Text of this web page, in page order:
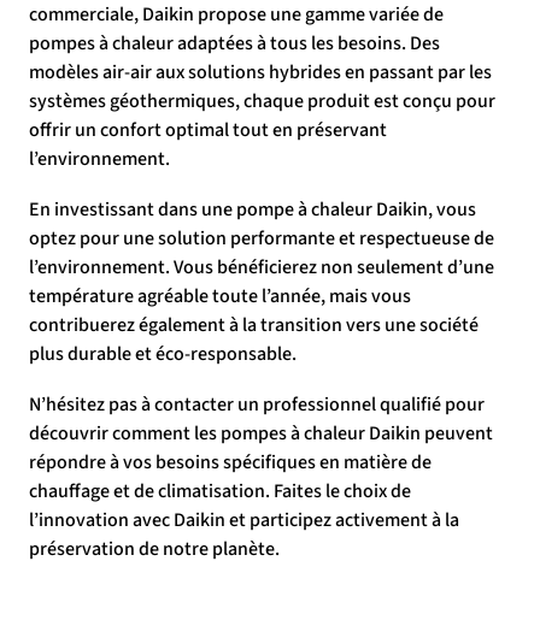
commerciale, Daikin propose une gamme variée de
pompes à chaleur adaptées à tous les besoins. Des
modèles air-air aux solutions hybrides en passant par les
systèmes géothermiques, chaque produit est conçu pour
offrir un confort optimal tout en préservant
l’environnement.
En investissant dans une pompe à chaleur Daikin, vous
optez pour une solution performante et respectueuse de
l’environnement. Vous bénéficierez non seulement d’une
température agréable toute l’année, mais vous
contribuerez également à la transition vers une société
plus durable et éco-responsable.
N’hésitez pas à contacter un professionnel qualifié pour
découvrir comment les pompes à chaleur Daikin peuvent
répondre à vos besoins spécifiques en matière de
chauffage et de climatisation. Faites le choix de
l’innovation avec Daikin et participez activement à la
préservation de notre planète.